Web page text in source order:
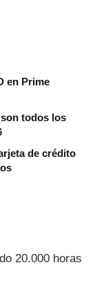
en Prime
todos los
de crédito
20.000 horas